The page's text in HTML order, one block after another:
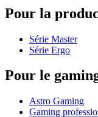
Pour la
Série Master
Série Ergo
Pour le
Astro Gaming
Gaming